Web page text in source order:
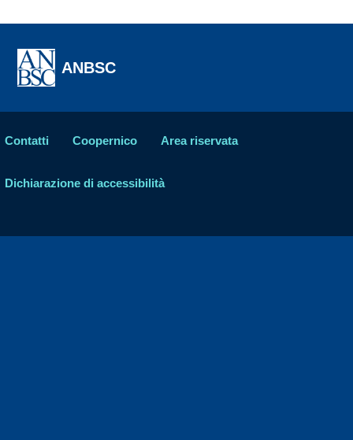
ANBSC
Contatti Coopernico Area riservata
Dichiarazione di accessibilità